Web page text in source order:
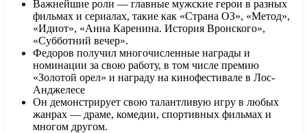
Важнейшие роли — главные мужские герои в разных
фильмах и сериалах, такие как «Страна ОЗ», «Метод»,
«Идиот», «Анна Каренина. История Вронского»,
«Субботний вечер».
Федоров получил многочисленные награды и
номинации за свою работу, в том числе премию
«Золотой орел» и награду на кинофестивале в Лос-
Анджелесе
Он демонстрирует свою талантливую игру в любых
жанрах — драме, комедии, спортивных фильмах и
многом другом.